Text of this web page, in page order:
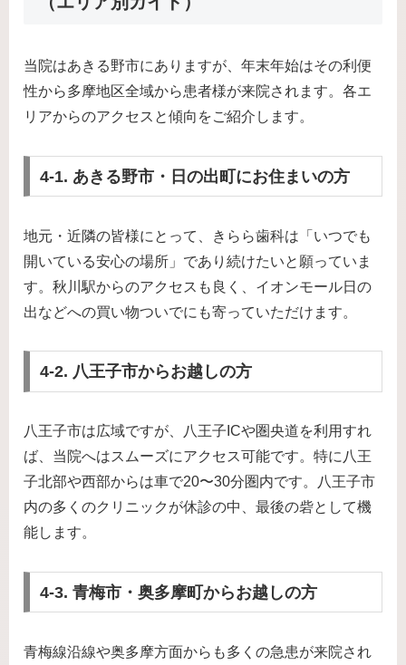
当院はあきる野市にありますが、年末年始はその利便
性から多摩地区全域から患者様が来院されます。各エ
リアからのアクセスと傾向をご紹介します。
4-1. あきる野市・日の出町にお住まいの方
地元・近隣の皆様にとって、きらら歯科は「いつでも
開いている安心の場所」であり続けたいと願っていま
す。秋川駅からのアクセスも良く、イオンモール日の
出などへの買い物ついでにも寄っていただけます。
4-2. 八王子市からお越しの方
八王子市は広域ですが、八王子ICや圏央道を利用すれ
ば、当院へはスムーズにアクセス可能です。特に八王
子北部や西部からは車で20〜30分圏内です。八王子市
内の多くのクリニックが休診の中、最後の砦として機
能します。
4-3. 青梅市・奥多摩町からお越しの方
青梅線沿線や奥多摩方面からも多くの急患が来院され